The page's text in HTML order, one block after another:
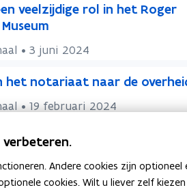
veelzijdige rol in het Roger
• 3 juni 2024
het notariaat naar de
• 19 februari 2024
Andere cookies zijn
cookies. Wilt u liever zelf